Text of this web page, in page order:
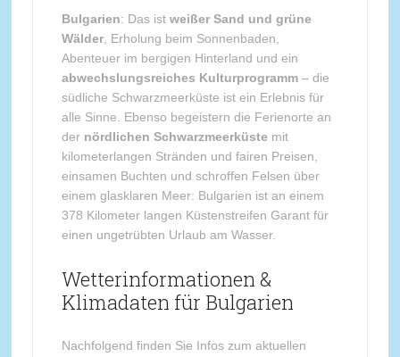
Bulgarien: Das ist weißer Sand und grüne
Wälder, Erholung beim Sonnenbaden,
Abenteuer im bergigen Hinterland und ein
abwechslungsreiches Kulturprogramm– die
südliche Schwarzmeerküste ist ein Erlebnis für
alle Sinne. Ebenso begeistern die Ferienorte an
der nördlichen Schwarzmeerküste mit
kilometerlangen Stränden und fairen Preisen,
einsamen Buchten und schroffen Felsen über
einem glasklaren Meer: Bulgarien ist an einem
378 Kilometer langen Küstenstreifen Garant für
einen ungetrübten Urlaub am Wasser.
Wetterinformationen &
Klimadaten für Bulgarien
Nachfolgend finden Sie Infos zum aktuellen